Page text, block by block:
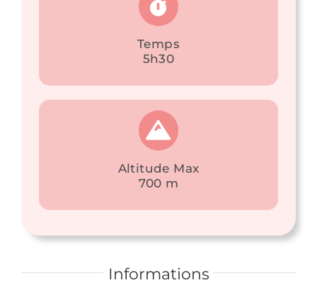
Temps
5h30
Altitude Max
700 m
Informations